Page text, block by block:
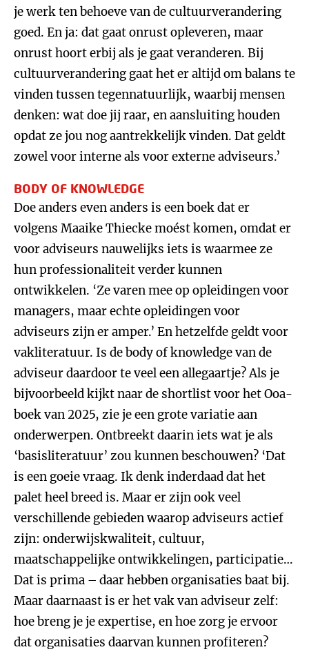
je werk ten behoeve van de cultuurverandering
goed. En ja: dat gaat onrust opleveren, maar
onrust hoort erbij als je gaat veranderen. Bij
cultuurverandering gaat het er altijd om balans te
vinden tussen tegennatuurlijk, waarbij mensen
denken: wat doe jij raar, en aansluiting houden
opdat ze jou nog aantrekkelijk vinden. Dat geldt
zowel voor interne als voor externe adviseurs.’
BODY OF KNOWLEDGE
Doe anders even anders is een boek dat er
volgens Maaike Thiecke moést komen, omdat er
voor adviseurs nauwelijks iets is waarmee ze
hun professionaliteit verder kunnen
ontwikkelen. ‘Ze varen mee op opleidingen voor
managers, maar echte opleidingen voor
adviseurs zijn er amper.’ En hetzelfde geldt voor
vakliteratuur. Is de body of knowledge van de
adviseur daardoor te veel een allegaartje? Als je
bijvoorbeeld kijkt naar de shortlist voor het Ooa-
boek van 2025, zie je een grote variatie aan
onderwerpen. Ontbreekt daarin iets wat je als
‘basisliteratuur’ zou kunnen beschouwen? ‘Dat
is een goeie vraag. Ik denk inderdaad dat het
palet heel breed is. Maar er zijn ook veel
verschillende gebieden waarop adviseurs actief
zijn: onderwijskwaliteit, cultuur,
maatschappelijke ontwikkelingen, participatie…
Dat is prima – daar hebben organisaties baat bij.
Maar daarnaast is er het vak van adviseur zelf:
hoe breng je je expertise, en hoe zorg je ervoor
dat organisaties daarvan kunnen profiteren?